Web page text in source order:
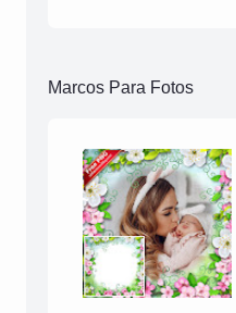
Marcos Para Fotos